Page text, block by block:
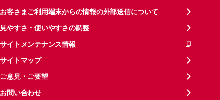
お客さまご利用端末からの情報の外部送信について
見やすさ・使いやすさの調整
サイトメンテナンス情報
サイトマップ
ご意見・ご要望
お問い合わせ